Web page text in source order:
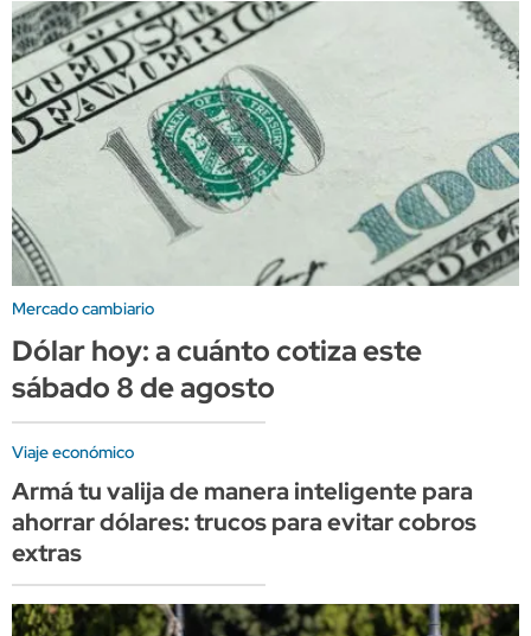
Mercado cambiario
Dólar hoy: a cuánto cotiza este
sábado 8 de agosto
Viaje económico
Armá tu valija de manera inteligente para
ahorrar dólares: trucos para evitar cobros
extras